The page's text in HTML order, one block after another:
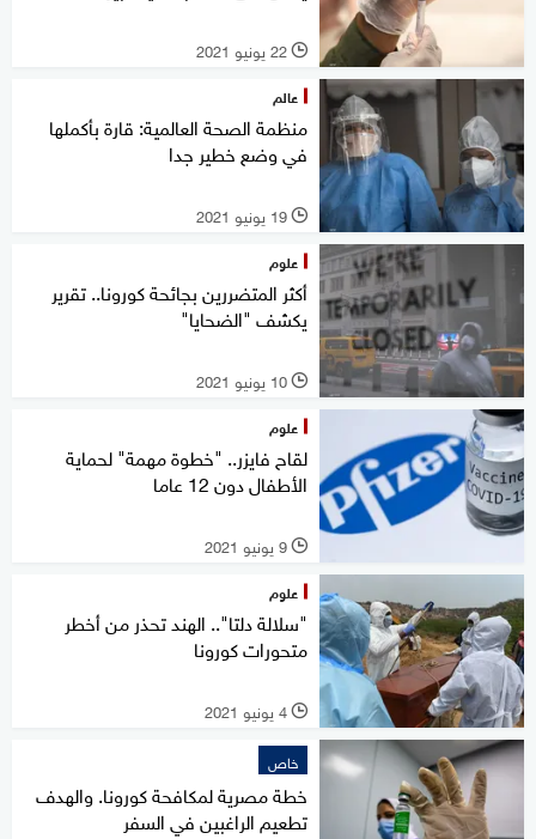
l 22 يونيو 2021
عالم
منظمة الصحة العالمية: قارة بأكملها
في وضع خطير جدا
l 19 يونيو 2021
علوم
أكثر المتضررين بجائحة كورونا.. تقرير
يكشف "الضحايا"
l 10 يونيو 2021
علوم
لقاح فايزر.. "خطوة مهمة" لحماية
الأطفال دون 12 عاما
l 9 يونيو 2021
علوم
"سلالة دلتا".. الهند تحذر من أخطر
متحورات كورونا
l 4 يونيو 2021
خاص
خطة مصرية لمكافحة كورونا. والهدف
تطعيم الراغبين في السفر